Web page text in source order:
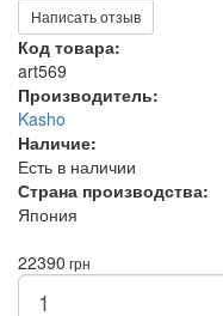
Написать отзыв
Код товара:
art569
Производитель:
Kasho
Наличие:
Есть в наличии
Страна производства:
Япония
22390 грн